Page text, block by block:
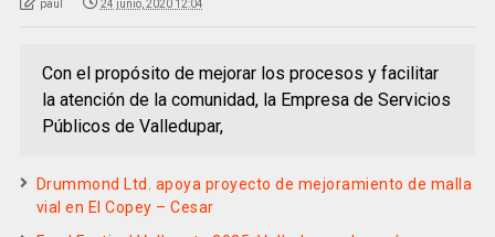
paul 24 junio, 2020 12:04
Con el propósito de mejorar los procesos y facilitar
la atención de la comunidad, la Empresa de Servicios
Públicos de Valledupar,
Drummond Ltd. apoya proyecto de mejoramiento de malla
vial en El Copey – Cesar